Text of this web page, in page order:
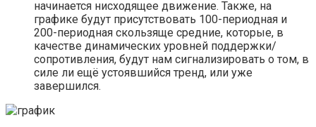
начинается нисходящее движение. Также, на
графике будут присутствовать 100-периодная и
200-периодная скользяще средние, которые, в
качестве динамических уровней поддержки/
сопротивления, будут нам сигнализировать о том, в
силе ли ещё устоявшийся тренд, или уже
завершился.